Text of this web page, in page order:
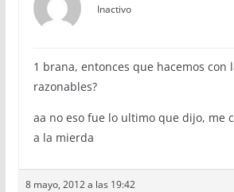
Inactivo
1 brana, entonces que hacemos con
razonables?
aa no eso fue lo ultimo que dijo, me
a la mierda
8 mayo, 2012 a las 19:42